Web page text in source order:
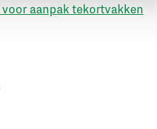
aanpak tekortvakken